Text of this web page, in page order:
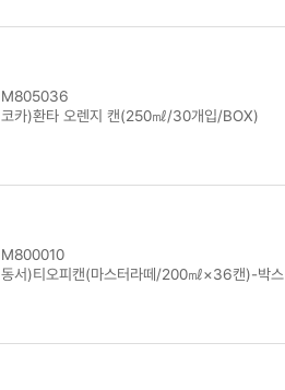
M805036
코카)환타 오렌지 캔(250㎖/30개입/BOX)
M800010
동서)티오피캔(마스터라떼/200㎖×36캔)-박스